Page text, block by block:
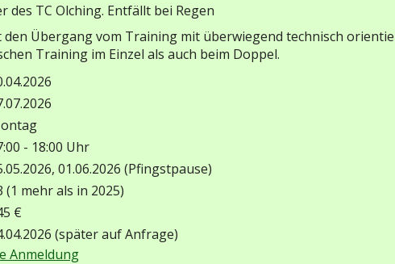
TC Olching. Entfällt bei Regen
Übergang vom Training mit überwiegend technisch
Training im Einzel als auch beim Doppel.
- 18:00 Uhr
01.06.2026 (Pfingstpause)
(1 mehr als in 2025)
€
(später auf Anfrage)
Anmeldung